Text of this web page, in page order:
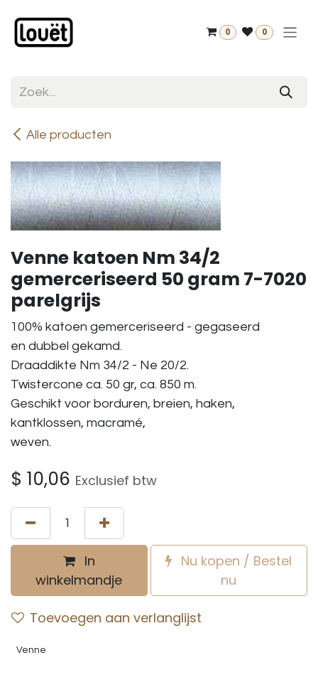
0 0
Alle producten
Venne katoen Nm 34/2
gemerceriseerd 50 gram 7-7020
parelgrijs
100% katoen gemerceriseerd - gegaseerd
en dubbel gekamd.
Draaddikte Nm 34/2 - Ne 20/2.
Twistercone ca. 50 gr, ca. 850 m.
Geschikt voor borduren, breien, haken,
kantklossen, macramé,
weven.
$ 10,06 Exclusief btw
In
winkelmandje
Nu kopen / Bestel
nu
Toevoegen aan verlanglijst
Venne